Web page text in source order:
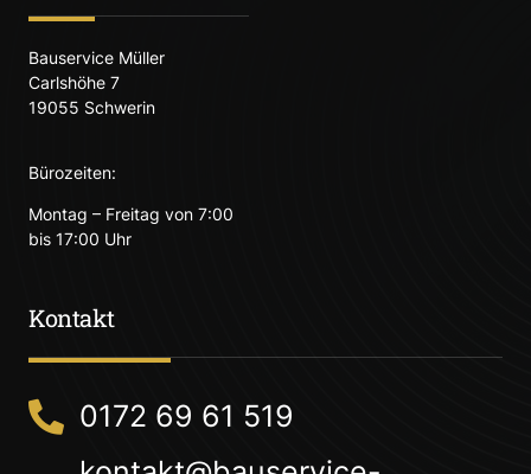
Bauservice Müller
Carlshöhe 7
19055 Schwerin
Bürozeiten:
Montag – Freitag von 7:00
bis 17:00 Uhr
Kontakt
0172 69 61 519